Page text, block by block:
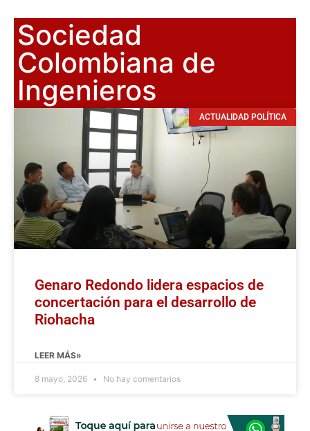
Sociedad
Colombiana de
Ingenieros
ACTUALIDAD POLÍTICA
Genaro Redondo lidera espacios de
concertación para el desarrollo de
Riohacha
LEER MÁS»
8 mayo, 2026 No hay comentarios